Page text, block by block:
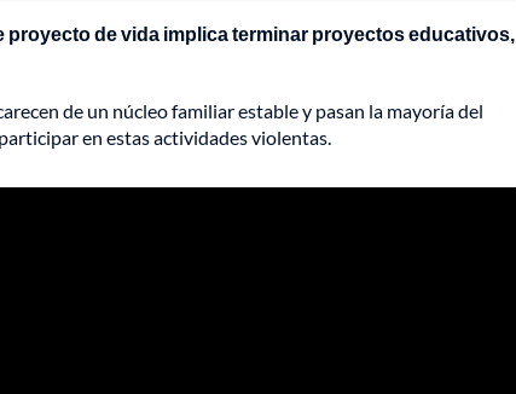
proyecto de vida implica terminar proyectos educativos,
de un núcleo familiar estable y pasan la mayoría del
en estas actividades violentas.